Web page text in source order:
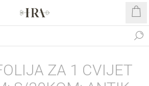
ZA 1 CVIJET